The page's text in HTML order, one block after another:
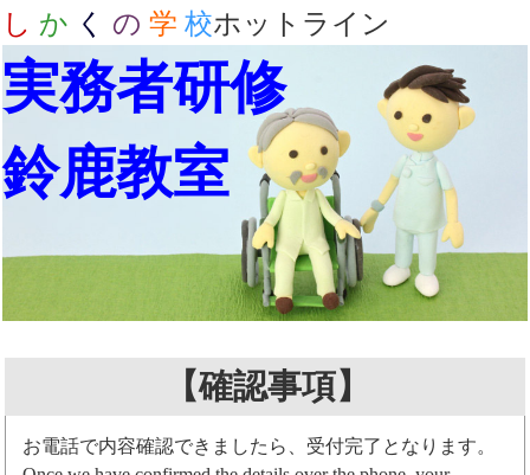
し か く の 学 校ホットライン
実務者研修
鈴鹿教室
【確認事項】
お電話で内容確認できましたら、受付完了となります。